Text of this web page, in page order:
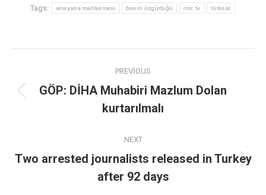
Tags: anayasa mahkemesi basın özgürlüğü imc tv türksat
PREVIOUS
GÖP: DİHA Muhabiri Mazlum Dolan
kurtarılmalı
NEXT
Two arrested journalists released in Turkey
after 92 days